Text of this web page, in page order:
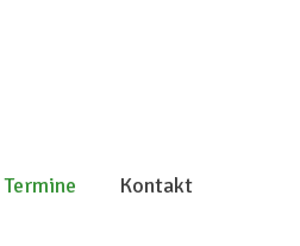
Termine Kontakt